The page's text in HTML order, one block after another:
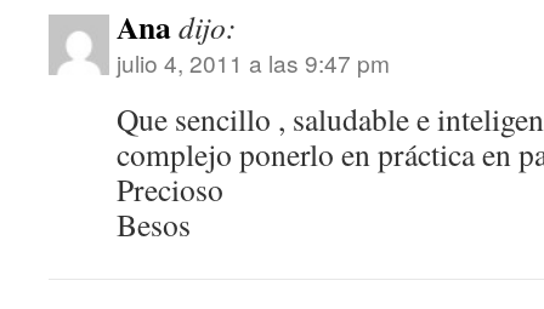
Anadijo:
julio 4, 2011 a las 9:47 pm
Que sencillo , saludable e
complejo ponerlo en práctica en
Precioso
Besos